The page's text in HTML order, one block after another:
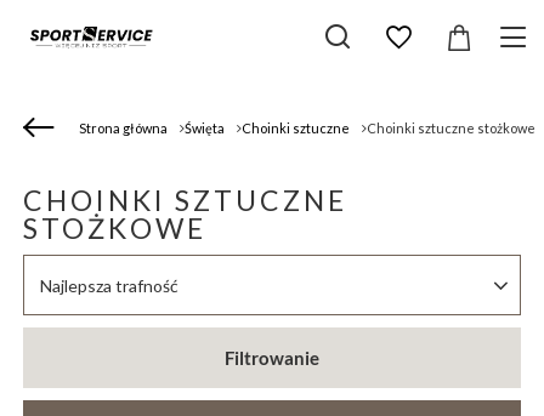
Strona główna Święta Choinki sztuczne Choinki sztuczne stożkowe
CHOINKI SZTUCZNE
STOŻKOWE
Zmień sortowanie
Najlepsza trafność
Filtrowanie